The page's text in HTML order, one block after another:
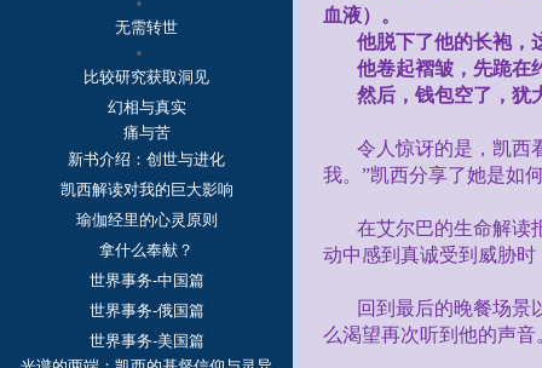
无需转世
比较研究获取洞见
幻相与真实
痛与苦
新书介绍：创世与进化
凯西解读对我的巨大影响
瑜伽经里的心灵原则
拿什么奉献？
世界事务-中国篇
世界事务-俄国篇
世界事务-美国篇
血液）。
他脱下了他的长袍
他卷起褶皱，先跪在
然后，钱包空了，犹
令人惊讶的是，凯西
我。”凯西分享了她是如
在艾尔巴的生命解读
动中感到真诚受到威胁
回到最后的晚餐场景
么渴望再次听到他的声音